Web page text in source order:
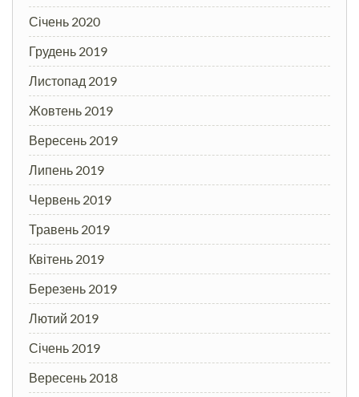
Січень 2020
Грудень 2019
Листопад 2019
Жовтень 2019
Вересень 2019
Липень 2019
Червень 2019
Травень 2019
Квітень 2019
Березень 2019
Лютий 2019
Січень 2019
Вересень 2018